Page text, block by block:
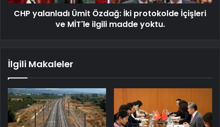
CHP yalanladı Ümit Özdağ: İki protokolde İçişleri
ve MİT'le ilgili madde yoktu.
İlgili Makaleler